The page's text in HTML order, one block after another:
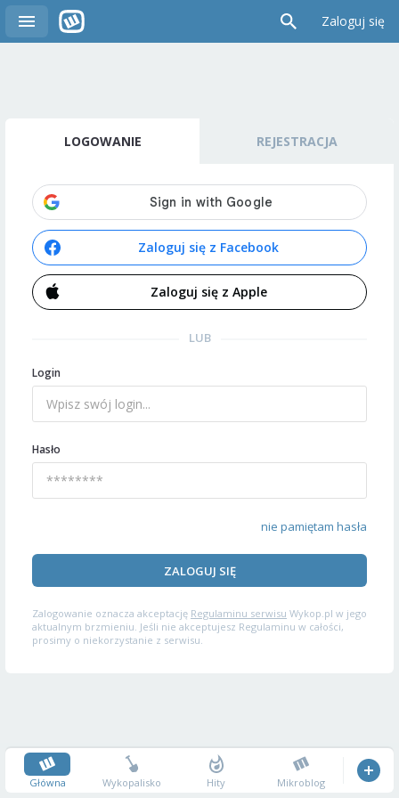
Zaloguj się
LOGOWANIE REJESTRACJA
Zaloguj się z Facebook
Zaloguj się z Apple
LUB
Login
Hasło
nie pamiętam hasła
ZALOGUJ SIĘ
Zalogowanie oznacza akceptację Regulaminu serwisu Wykop.pl w jego
aktualnym brzmieniu. Jeśli nie akceptujesz Regulaminu w całości,
prosimy o niekorzystanie z serwisu.
Główna Wykopalisko Hity Mikroblog